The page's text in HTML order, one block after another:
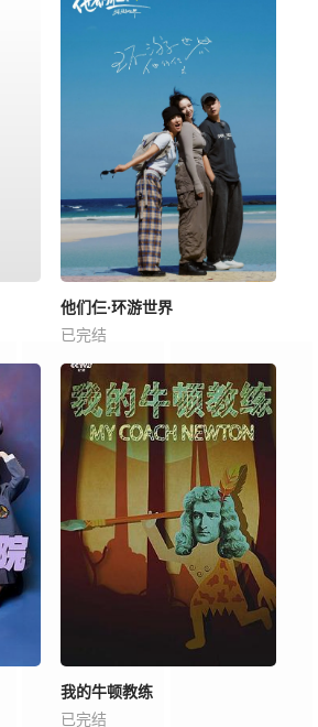
他们仨·环游世界
已完结
我的牛顿教练
已完结